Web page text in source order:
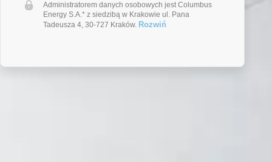
Administratorem danych osobowych jest Columbus
Energy S.A.* z siedzibą w Krakowie ul. Pana
Tadeusza 4, 30-727 Kraków. Rozwiń